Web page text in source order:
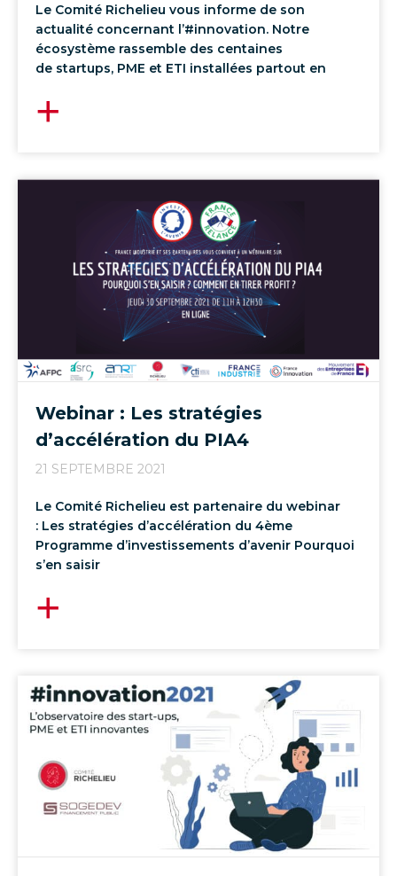
Le Comité Richelieu vous informe de son
actualité concernant l’#innovation. Notre
écosystème rassemble des centaines
de startups, PME et ETI installées partout en
Webinar : Les stratégies
d’accélération du PIA4
21 SEPTEMBRE 2021
Le Comité Richelieu est partenaire du webinar
: Les stratégies d’accélération du 4ème
Programme d’investissements d’avenir Pourquoi
s’en saisir